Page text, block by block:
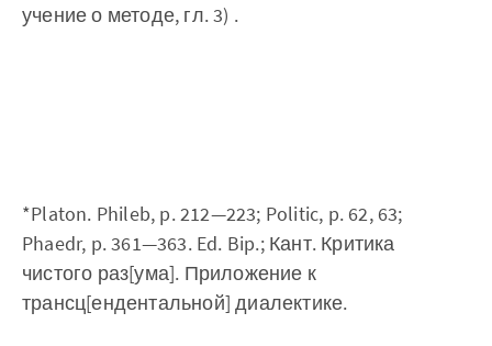
учение о методе, гл. 3) .
*Platon. Phileb, p. 212—223; Politic, p. 62, 63;
Phaedr, p. 361—363. Ed. Bip.; Кант. Критика
чистого раз[ума]. Приложение к
трансц[ендентальной] диалектике.